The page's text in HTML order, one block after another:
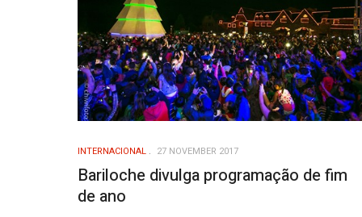
INTERNACIONAL 27 NOVEMBER 2017
Bariloche divulga programação de fim
de ano